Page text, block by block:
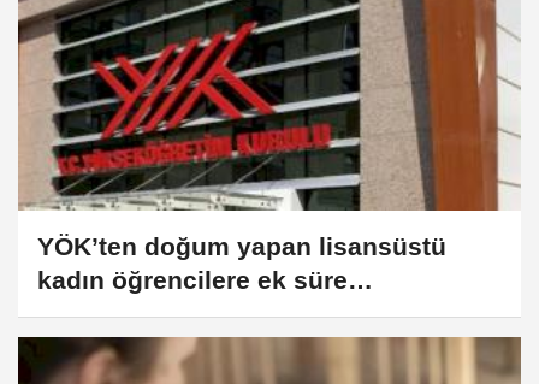
YÖK’ten doğum yapan lisansüstü
kadın öğrencilere ek süre
düzenlemesi